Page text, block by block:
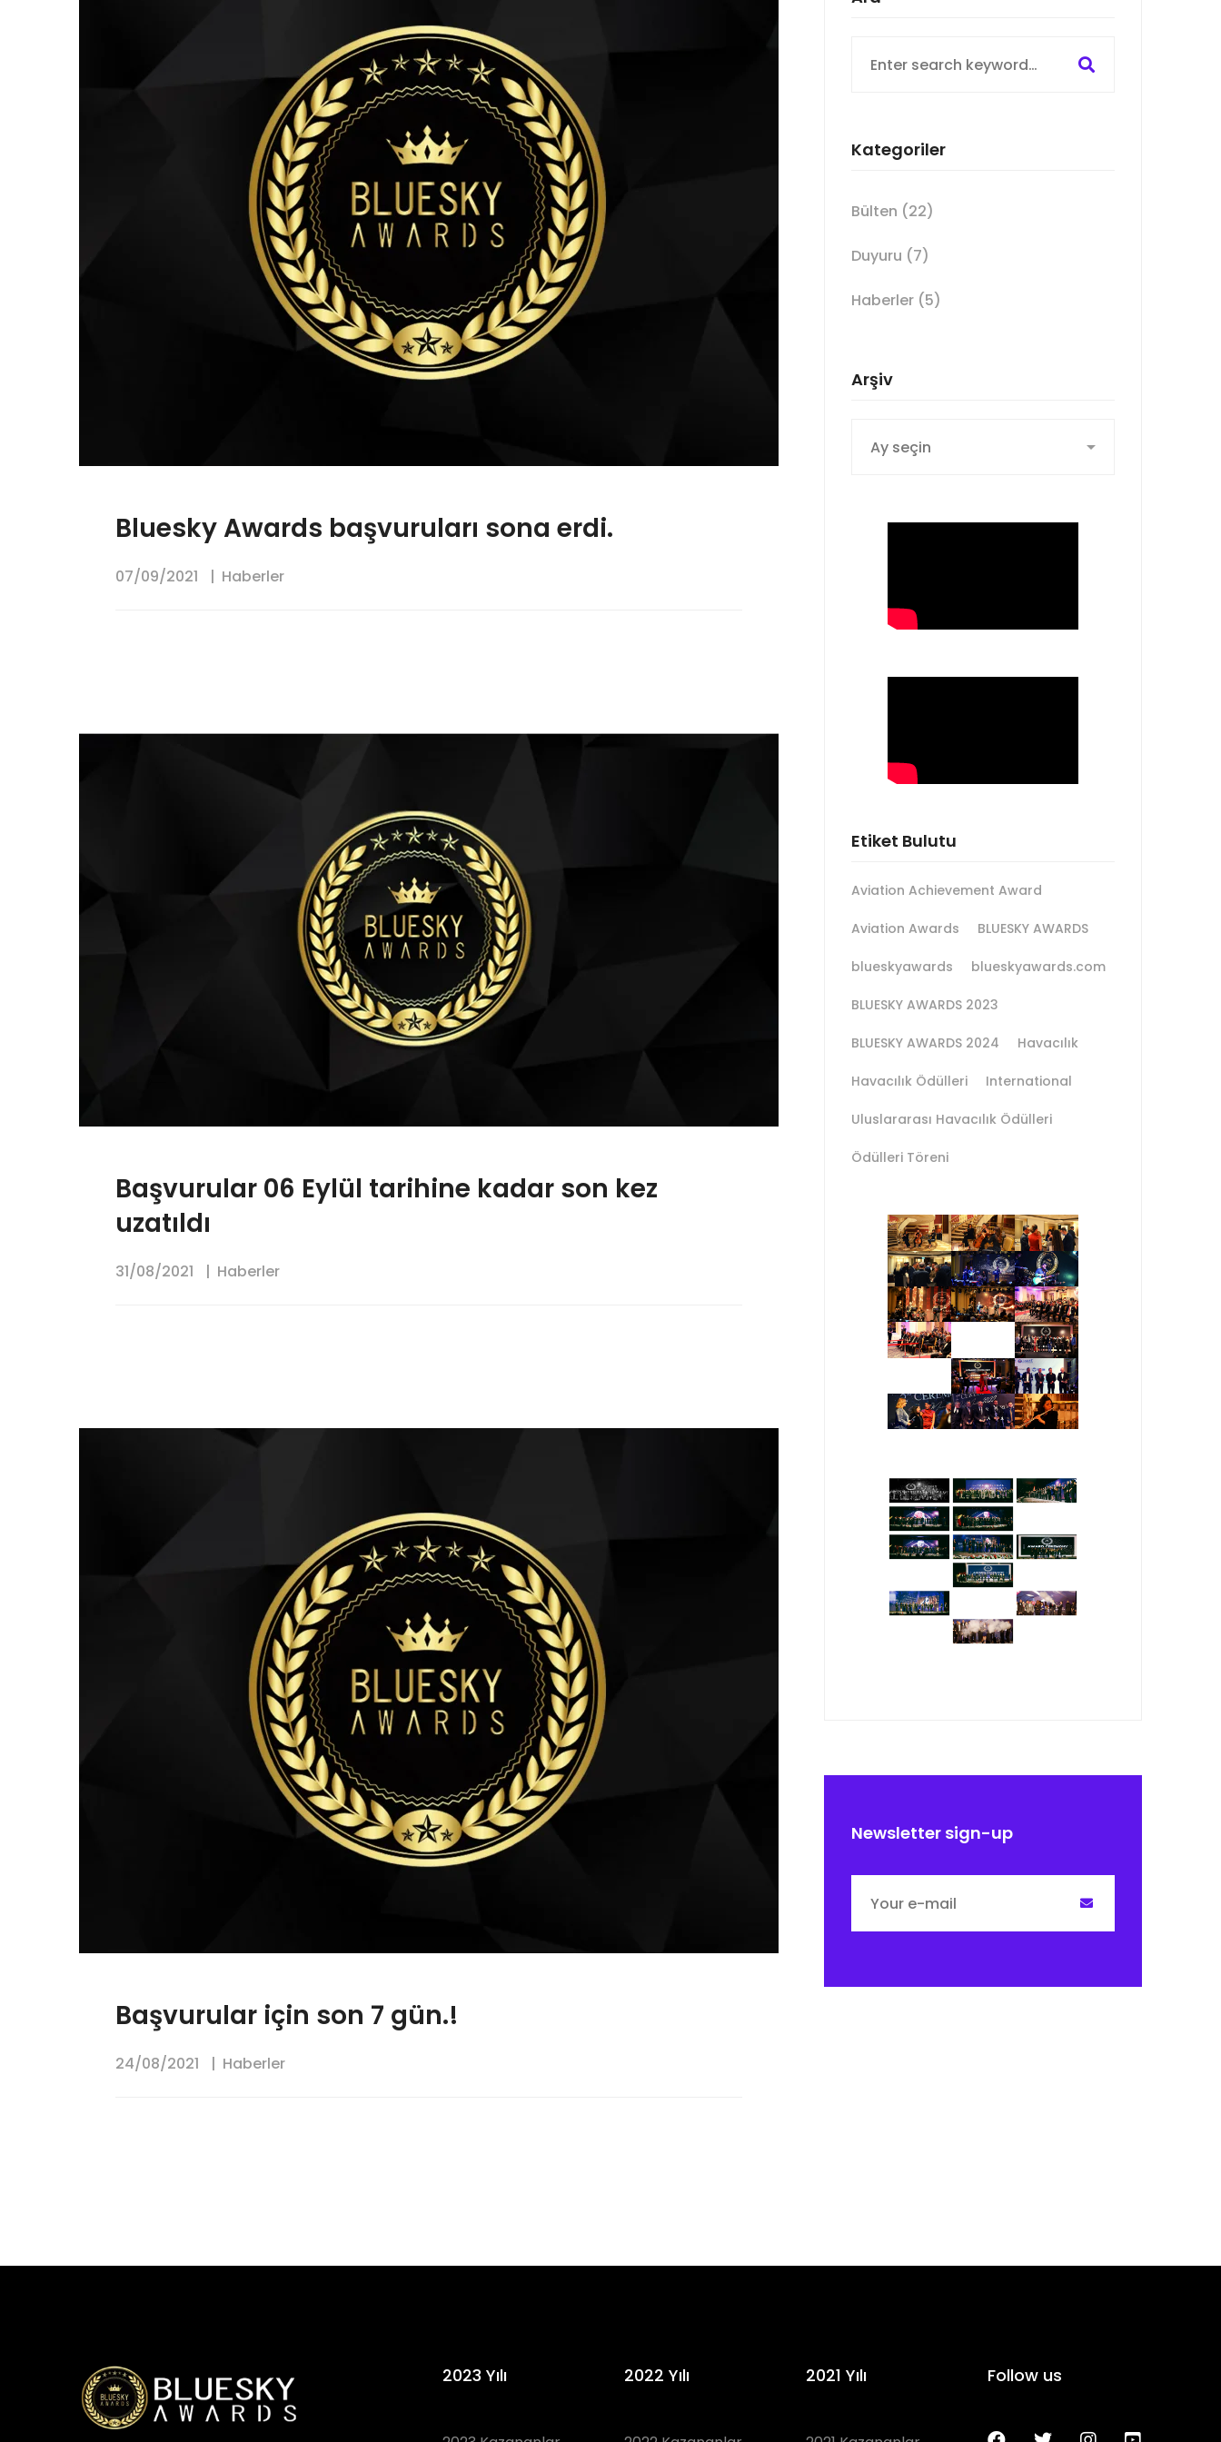
Bluesky Awards başvuruları sona erdi.
07/09/2021 Haberler
Başvurular 06 Eylül tarihine kadar son kez
uzatıldı
31/08/2021 Haberler
Başvurular için son 7 gün.!
24/08/2021 Haberler
for:
Kategoriler
Bülten (22)
Duyuru (7)
Haberler (5)
Arşiv
Etiket Bulutu
Aviation Achievement Award
Aviation Awards BLUESKY AWARDS
blueskyawards blueskyawards.com
BLUESKY AWARDS 2023
BLUESKY AWARDS 2024 Havacılık
Havacılık Ödülleri International
Uluslararası Havacılık Ödülleri
Ödülleri Töreni
Newsletter sign-up
2023 Yılı 2022 Yılı 2021 Yılı Follow us